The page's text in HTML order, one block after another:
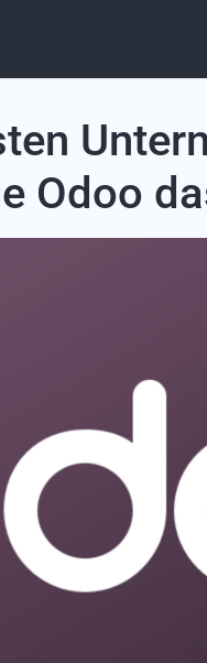
Odoo